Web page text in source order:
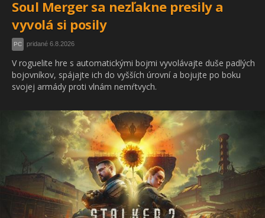
Soul Merger sa nezľakne presily a
vyvolá si posily
PC pridané 6.8.2026
V roguelite hre s automatickými bojmi vyvolávajte duše padlých
bojovníkov, spájajte ich do vyšších úrovní a bojujte po boku
svojej armády proti vlnám nemŕtvych.